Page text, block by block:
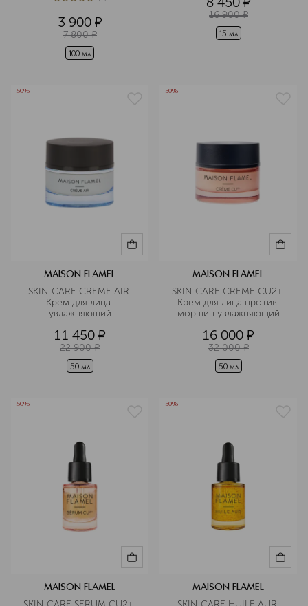
5из 51
3 900 ¤
7 800 ¤
100 мл
16 900 ¤
15 мл
-50%
MAISON FLAMEL
SKIN CARE CREME AIR
Крем для лица
увлажняющий
11 450 ¤
22 900 ¤
50 мл
-50%
MAISON FLAMEL
SKIN CARE CREME CU2+
Крем для лица против
морщин увлажняющий
16 000 ¤
32 000 ¤
50 мл
-50%
MAISON FLAMEL
-50%
MAISON FLAMEL